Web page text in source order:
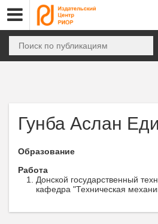
Гунба Аслан
Образование
Работа
Донской государственный
кафедра "Техническая